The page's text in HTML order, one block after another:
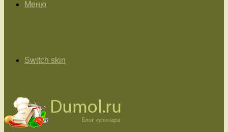
Меню
Switch skin